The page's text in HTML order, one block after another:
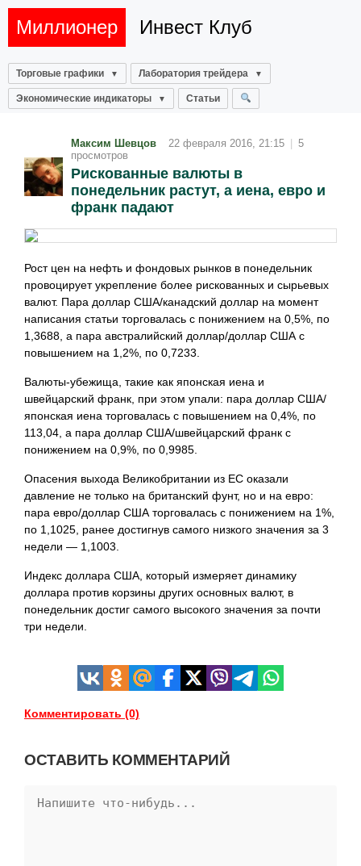
Миллионер Инвест Клуб
Торговые графики Лаборатория трейдера
Экономические индикаторы Статьи
Максим Шевцов 22 февраля 2016, 21:15
5
просмотров
Рискованные валюты в
понедельник растут, а иена, евро и
франк падают
Рост цен на нефть и фондовых рынков в понедельник
провоцирует укрепление более рискованных и сырьевых
валют. Пара доллар США/канадский доллар на момент
написания статьи торговалась с понижением на 0,5%, по
1,3688, а пара австралийский доллар/доллар США с
повышением на 1,2%, по 0,7233.
Валюты-убежища, такие как японская иена и
швейцарский франк, при этом упали: пара доллар США/
японская иена торговалась с повышением на 0,4%, по
113,04, а пара доллар США/швейцарский франк с
понижением на 0,9%, по 0,9985.
Опасения выхода Великобритании из ЕС оказали
давление не только на британский фунт, но и на евро:
пара евро/доллар США торговалась с понижением на 1%,
по 1,1025, ранее достигнув самого низкого значения за 3
недели — 1,1003.
Индекс доллара США, который измеряет динамику
доллара против корзины других основных валют, в
понедельник достиг самого высокого значения за почти
три недели.
Комментировать (0)
ОСТАВИТЬ КОММЕНТАРИЙ